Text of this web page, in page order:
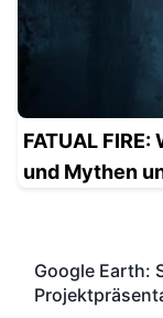
FATUAL
und Mythen
Google Earth: